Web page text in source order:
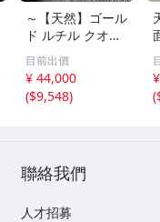
～【天然】ゴール
ド ルチル クオー
ツ 丸玉 13.7mm
3.7g
目前出價
¥ 44,000
($9,548)
(
聯絡我們
人才招募